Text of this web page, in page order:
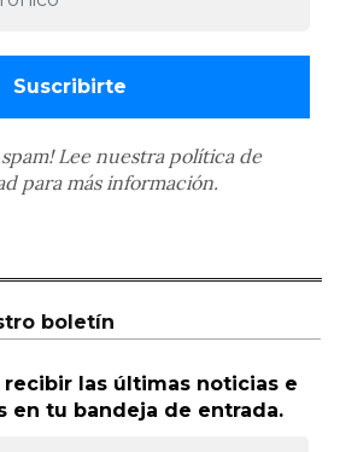
spam! Lee nuestra política de
para más información.
boletín
recibir las últimas noticias e
en tu bandeja de entrada.